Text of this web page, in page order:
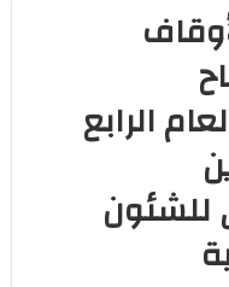
الرابع
للشئون